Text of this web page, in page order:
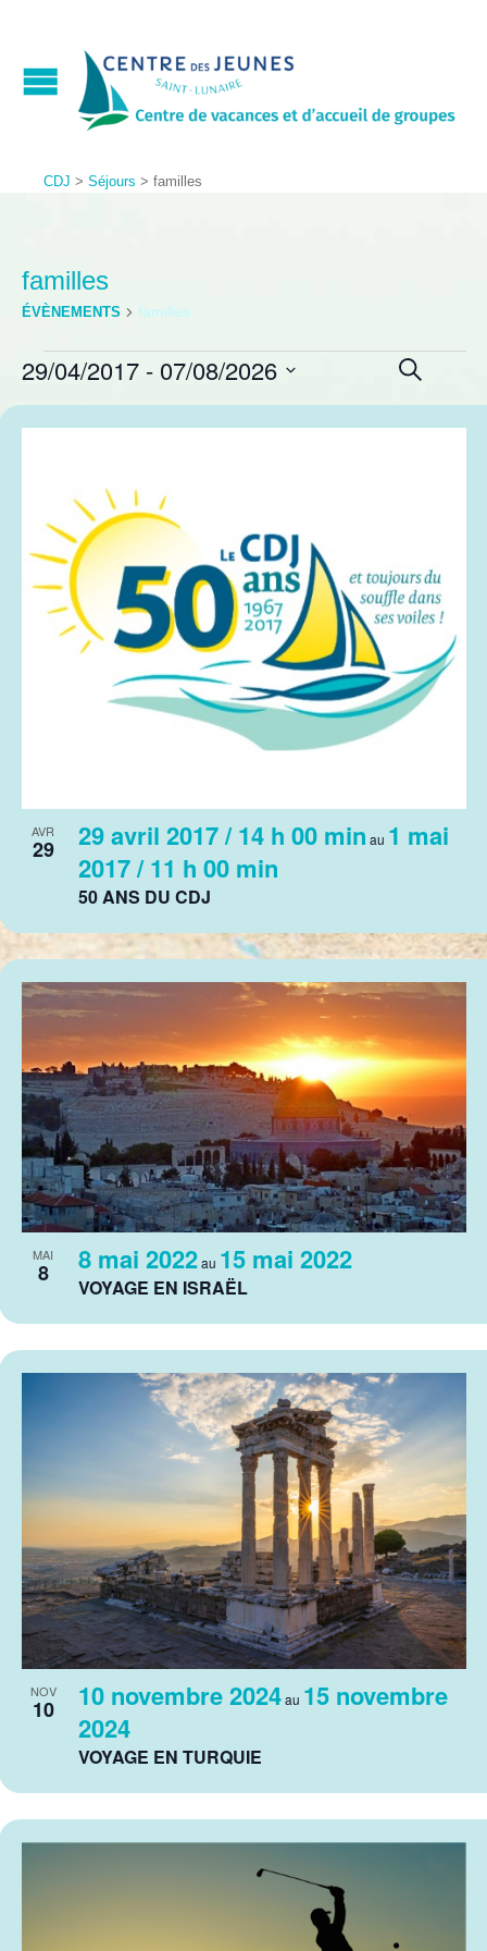
CDJ > Séjours > familles
familles
ÉVÈNEMENTS familles
et
Recherche
29/04/2017 - 07/08/2026
List
Photo
View
AVR
29
50 ANS DU CDJ
29 avril 2017 / 14 h 00 min au 1 mai
2017 / 11 h 00 min
MAI
8
VOYAGE EN ISRAËL
8 mai 2022au 15 mai 2022
NOV
10
VOYAGE EN TURQUIE
10 novembre 2024au 15 novembre
2024